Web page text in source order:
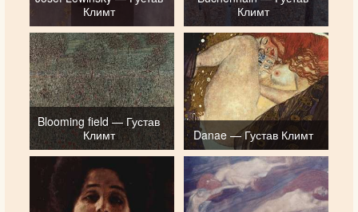
Климт
Климт
Blooming field — Густав
Климт
Danae — Густав Климт